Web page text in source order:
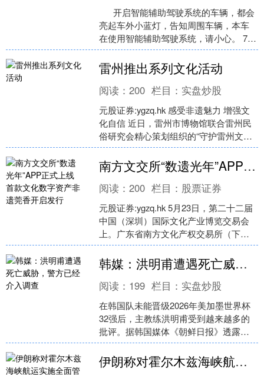
开启智能辅助驾驶系统的车辆，都会
亮起车外小蓝灯，告知周围车辆，本车
在使用智能辅助驾驶系统，请小心。 7
月 27 日西安证券配资服务中心，工信部
一纸....
雷州推出系列文化活动
阅读：200 栏目： 实盘炒股
元股证券:ygzq.hk 感受非遗魅力 增强文
化自信 近日，雷州市博物馆联合雷州民
俗研究会精心策划组织的“守护雷州文
脉，传承千年遗产”系列主题活动举行。
本次活....
南方文交所“数遗光年”APP正式上线 首款文化数字资产非遗莞香开启发行
阅读：200 栏目： 股票证券
元股证券:ygzq.hk 5月23日，第二十二届
中国（深圳）国际文化产业博览交易会
上。广东省南方文化产权交易所（下
称“南方文交所”）依托自主数实融合生态
平台“数....
韩媒：洪明甫遭遇死亡威胁，警方已经介入调查
阅读： 199 栏目： 实盘炒股
在韩国队未能晋级2026年美加墨世界杯
32强后，主教练洪明甫受到越来越多的
批评。据韩国媒体《朝鲜日报》透露，
警方也正在为球队回国期间可能发生的
意外事件做好准备。....
伊朗称对霍尔木兹海峡航运实施全面管理